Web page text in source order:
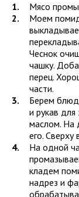
Мясо
Моем
Чеснок
чашку.
перец.
части.
Берем
и рукав
маслом. На
его.
На одной
кладем
надрез и